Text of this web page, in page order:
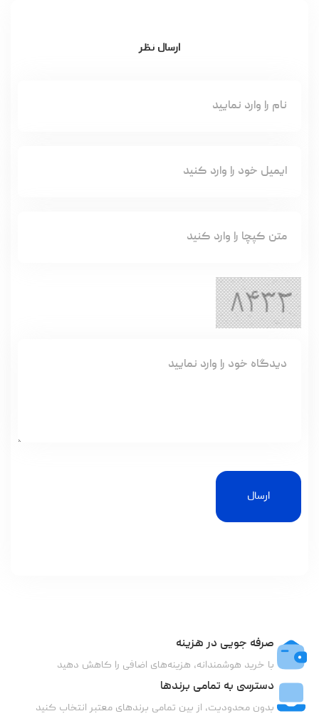
ارسال نظر
ارسال
صرفه جویی در هزینه
با خرید هوشمندانه، هزینه‌های اضافی را کاهش دهید
دسترسی به تمامی برندها
بدون محدودیت، از بین تمامی برندهای معتبر انتخاب کنید